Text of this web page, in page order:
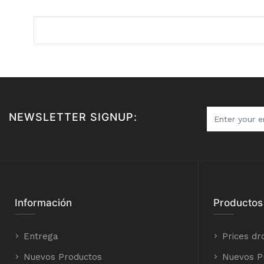
NEWSLETTER SIGNUP:
Información
Entrega
Nuevos Productos
Productos
Prices
Nuevos